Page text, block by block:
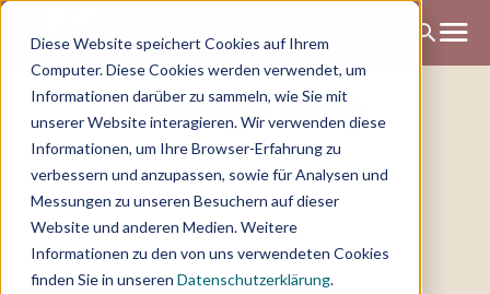
Diese Website speichert Cookies auf Ihrem
Computer. Diese Cookies werden verwendet, um
Informationen darüber zu sammeln, wie Sie mit
unserer Website interagieren. Wir verwenden diese
Informationen, um Ihre Browser-Erfahrung zu
verbessern und anzupassen, sowie für Analysen und
Messungen zu unseren Besuchern auf dieser
Website und anderen Medien. Weitere
Informationen zu den von uns verwendeten Cookies
finden Sie in unseren Datenschutzerklärung.
Change Blog